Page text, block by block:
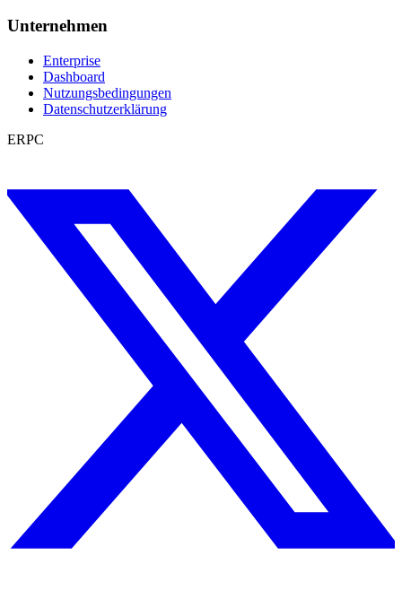
Unternehmen
Enterprise
Dashboard
Nutzungsbedingungen
Datenschutzerklärung
ERPC